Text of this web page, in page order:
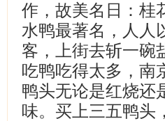
作，故美名日：桂
水鸭最著名，人人
客，上街去斩一碗
吃鸭吃得太多，南
鸭头无论是红烧还
味。买上三五鸭头